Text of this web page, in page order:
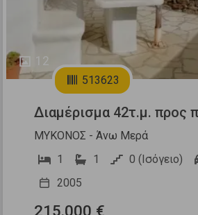
12
513623
Διαμέρισμα 42τ.μ. προς
ΜΥΚΟΝΟΣ - Άνω Μερά
1
1 0 (Ισόγειο)
2005
215.000 €